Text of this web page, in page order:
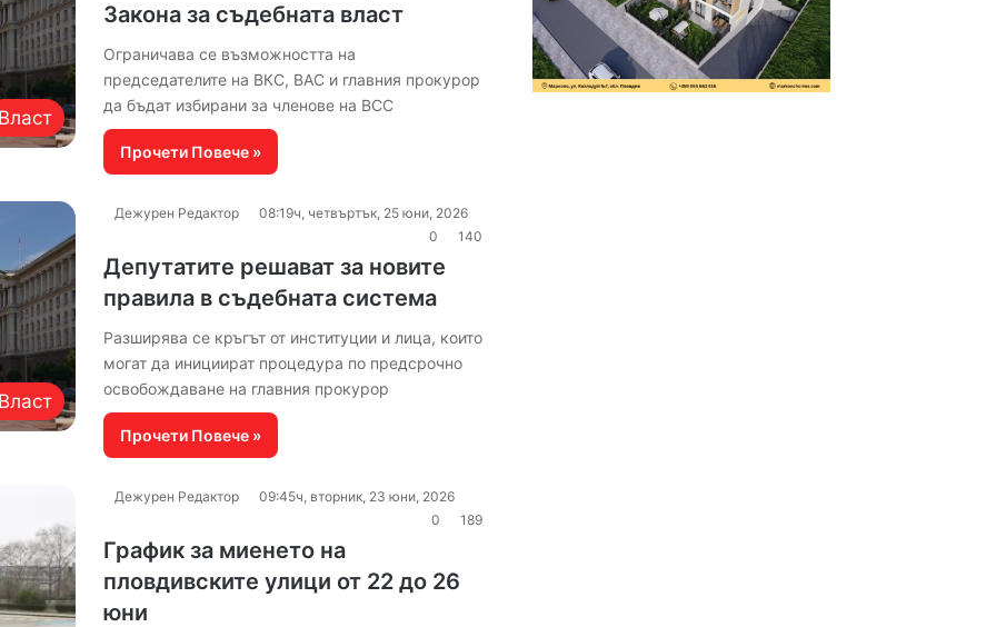
Закона за съдебната власт
Ограничава се възможността на
председателите на ВКС, ВАС и главния прокурор
да бъдат избирани за членове на ВСС
Прочети Повече »
Дежурен Редактор
08:19ч, четвъртък, 25 юни, 2026
0
140
Депутатите решават за новите
правила в съдебната система
Разширява се кръгът от институции и лица, които
могат да инициират процедура по предсрочно
освобождаване на главния прокурор
Прочети Повече »
Дежурен Редактор
09:45ч, вторник, 23 юни, 2026
0
189
График за миенето на
пловдивските улици от 22 до 26
юни